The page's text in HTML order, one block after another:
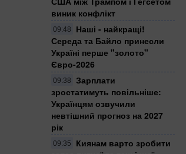
виник конфлікт
09:48
Наші - найкращі!
Середа та Байло принесли
Україні перше "золото"
Євро-2026
09:38
Зарплати
зростатимуть повільніше:
Українцям озвучили
невтішний прогноз на 2027
рік
09:35
Киянам варто зробити